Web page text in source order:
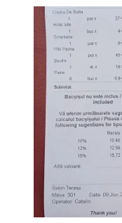
multe
încheie
anul
2025
cu
o
cifră
de
afaceri
de
1
milion
de